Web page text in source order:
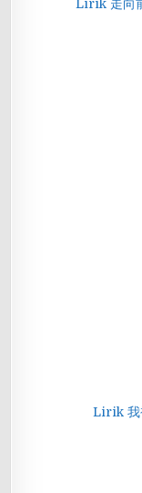
Lirik 走向
Lirik 我